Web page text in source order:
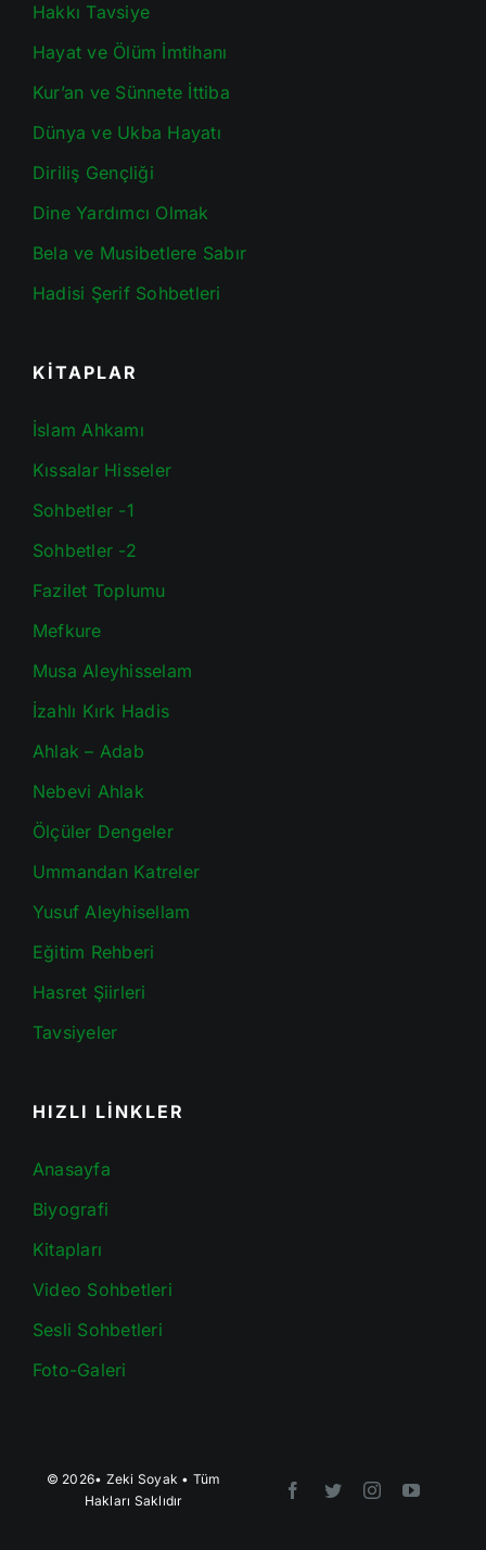
Hakkı Tavsiye
Hayat ve Ölüm İmtihanı
Kur’an ve Sünnete İttiba
Dünya ve Ukba Hayatı
Diriliş Gençliği
Dine Yardımcı Olmak
Bela ve Musibetlere Sabır
Hadisi Şerif Sohbetleri
KİTAPLAR
İslam Ahkamı
Kıssalar Hisseler
Sohbetler -1
Sohbetler -2
Fazilet Toplumu
Mefkure
Musa Aleyhisselam
İzahlı Kırk Hadis
Ahlak – Adab
Nebevi Ahlak
Ölçüler Dengeler
Ummandan Katreler
Yusuf Aleyhisellam
Eğitim Rehberi
Hasret Şiirleri
Tavsiyeler
HIZLI LİNKLER
Anasayfa
Biyografi
Kitapları
Video Sohbetleri
Sesli Sohbetleri
Foto-Galeri
© 2026• Zeki Soyak • Tüm
Hakları Saklıdır